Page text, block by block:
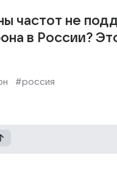
частот не
в России?
#россия